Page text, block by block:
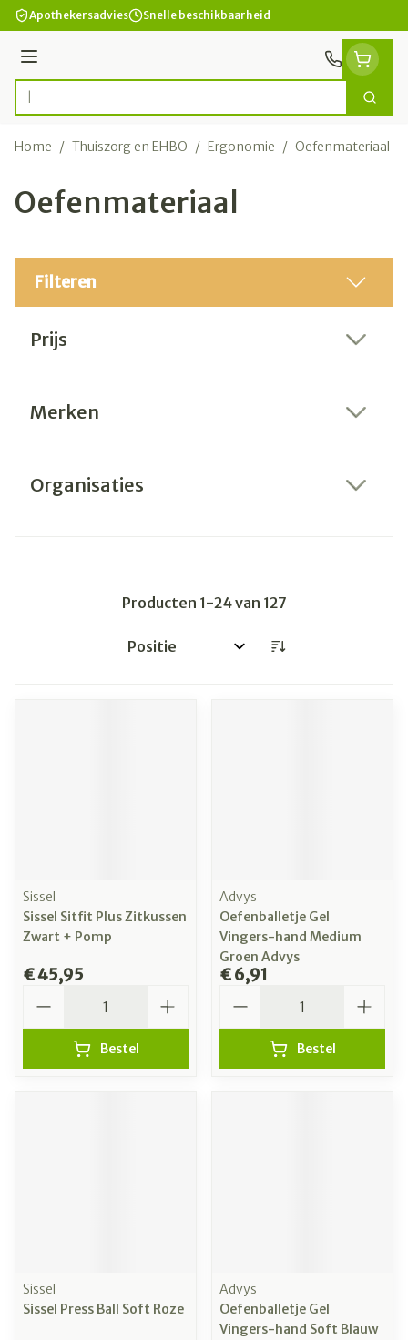
Ga naar de inhoud
Apothekersadvies Snelle beschikbaarheid
Menu
Product, merk, categorie... Zoek
Home / Thuiszorg en EHBO / Ergonomie / Oefenmateriaal
Oefenmateriaal
Filteren
Prijs
Merken
Organisaties
Producten 1-24van 127
Sorteer op:
Sissel
Sissel Sitfit Plus Zitkussen
Zwart + Pomp
€ 45,95
Bestel
Advys
Oefenballetje Gel
Vingers-hand Medium
Groen Advys
€ 6,91
Bestel
Sissel
Sissel Press Ball Soft Roze
Advys
Oefenballetje Gel
Vingers-hand Soft Blauw